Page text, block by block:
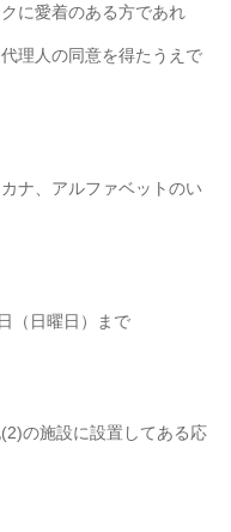
に愛着のある方であれ
理人の同意を得たうえで
ナ、アルファベットのい
（日曜日）まで
の施設に設置してある応